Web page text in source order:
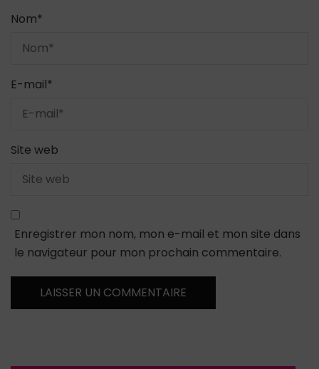
Nom*
E-mail*
Site web
Enregistrer mon nom, mon e-mail et mon site dans
le navigateur pour mon prochain commentaire.